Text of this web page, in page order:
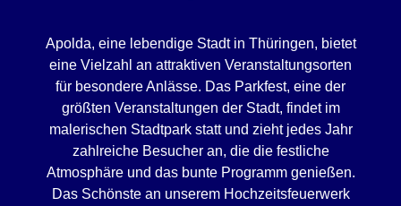
Apolda, eine lebendige Stadt in Thüringen, bietet
eine Vielzahl an attraktiven Veranstaltungsorten
für besondere Anlässe. Das Parkfest, eine der
größten Veranstaltungen der Stadt, findet im
malerischen Stadtpark statt und zieht jedes Jahr
zahlreiche Besucher an, die die festliche
Atmosphäre und das bunte Programm genießen.
Das Schönste an unserem Hochzeitsfeuerwerk